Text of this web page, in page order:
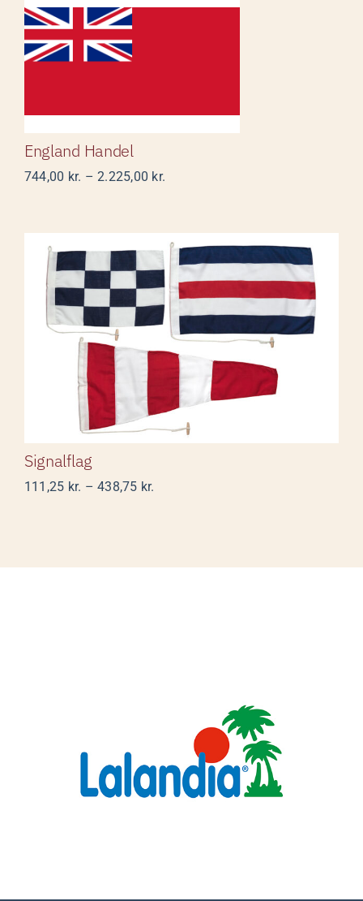
England Handel
England Handel
744,00 kr. – 2.225,00 kr.
Signalflag
Signalflag
111,25 kr. – 438,75 kr.